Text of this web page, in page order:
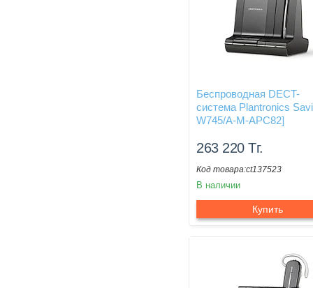
Беспроводная DECT-
система Plantronics
W745/A-M-APC82]
263 220Тг.
ct137523
В наличии
Купить